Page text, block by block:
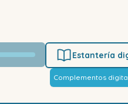
Estantería
Complementos